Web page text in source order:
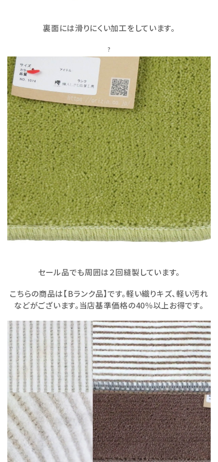
裏面には滑りにくい加工をしています。
?
セール品でも周囲は２回縫製しています。
こちらの商品は【Bランク品】です。軽い織りキズ、軽い汚れ
などがございます。当店基準価格の40％以上お得です。